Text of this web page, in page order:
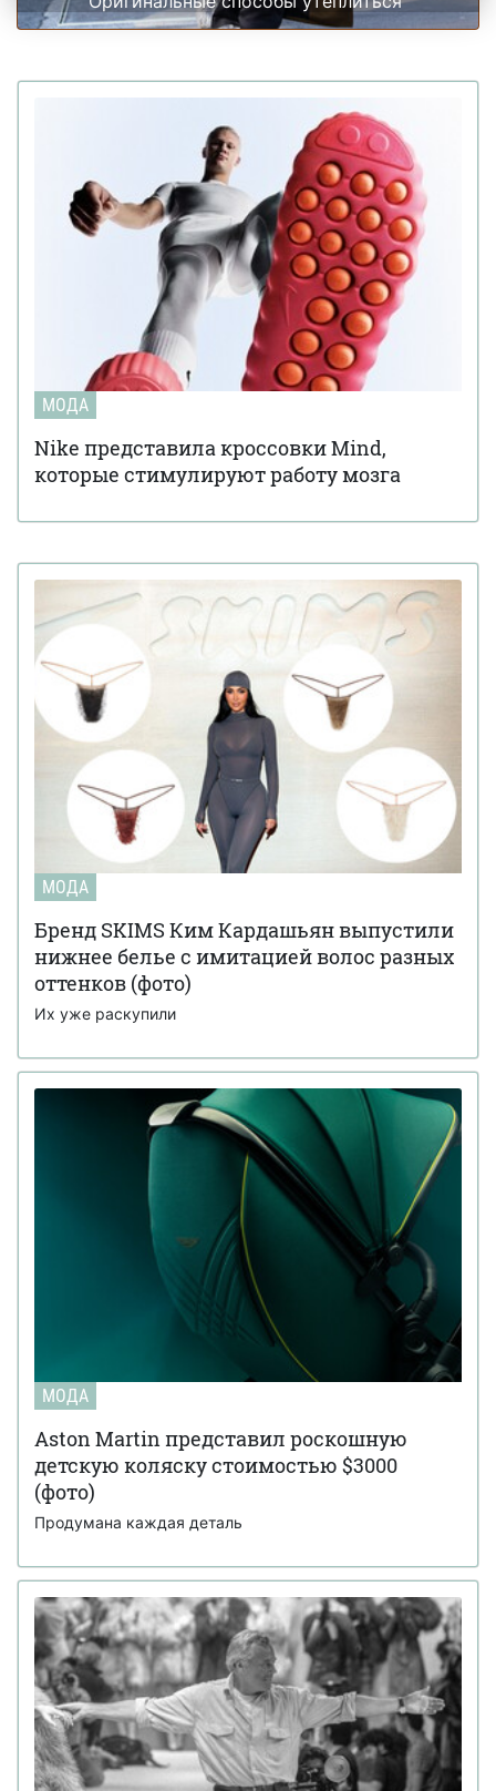
МОДА
Nike представила кроссовки Mind,
которые стимулируют работу мозга
МОДА
Бренд SKIMS Ким Кардашьян выпустили
нижнее белье с имитацией волос разных
оттенков (фото)
Их уже раскупили
МОДА
Aston Martin представил роскошную
детскую коляску стоимостью $3000
(фото)
Продумана каждая деталь